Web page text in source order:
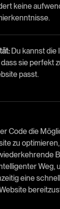
keine
Du kannst die
sie perfekt
passt.
Code die
zu
Weg,
eine